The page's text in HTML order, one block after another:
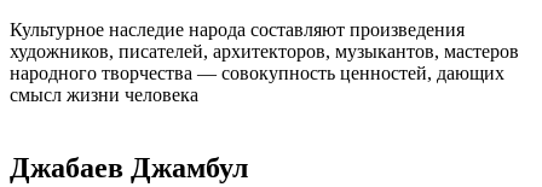
Культурное наследие народа составляют произведения
художников, писателей, архитекторов, музыкантов, мастеров
народного творчества ― совокупность ценностей, дающих
смысл жизни человека
Джабаев Джамбул